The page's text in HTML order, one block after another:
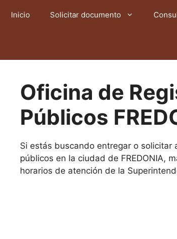
Inicio Solicitar documento
Oficina de
Públicos
Si estás buscando entregar o
públicos en la ciudad de FREDONIA,
horarios de atención de la